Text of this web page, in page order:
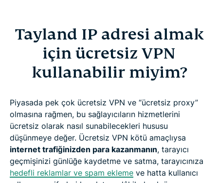
Tayland IP adresi almak
için ücretsiz VPN
kullanabilir miyim?
Piyasada pek çok ücretsiz VPN ve “ücretsiz proxy”
olmasına rağmen, bu sağlayıcıların hizmetlerini
ücretsiz olarak nasıl sunabilecekleri hususu
düşünmeye değer. Ücretsiz VPN kötü amaçlıysa
internet trafiğinizden para kazanmanın, tarayıcı
geçmişinizi günlüğe kaydetme ve satma, tarayıcınıza
hedefli reklamlar ve spam ekleme ve hatta kullanıcı